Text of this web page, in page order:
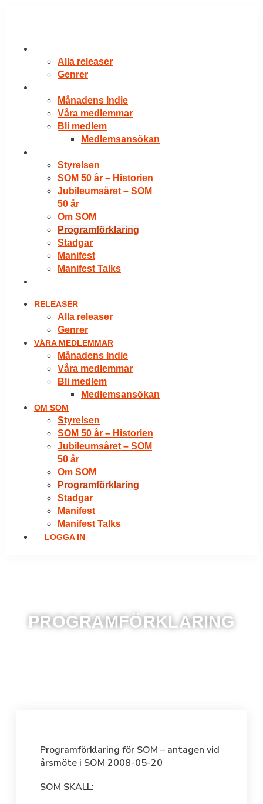
Alla releaser
Genrer
Månadens Indie
Våra medlemmar
Bli medlem
Medlemsansökan
Styrelsen
SOM 50 år – Historien
Jubileumsåret – SOM
50 år
Om SOM
Programförklaring
Stadgar
Manifest
Manifest Talks
RELEASER
Alla releaser
Genrer
VÅRA MEDLEMMAR
Månadens Indie
Våra medlemmar
Bli medlem
Medlemsansökan
OM SOM
Styrelsen
SOM 50 år – Historien
Jubileumsåret – SOM
50 år
Om SOM
Programförklaring
Stadgar
Manifest
Manifest Talks
LOGGA IN
PROGRAMFÖRKLARING
Programförklaring för SOM – antagen vid
årsmöte i SOM 2008-05-20
SOM SKALL: